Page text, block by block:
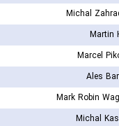
Michal
Martin
Marcel
Ales
Mark Robin
Michal